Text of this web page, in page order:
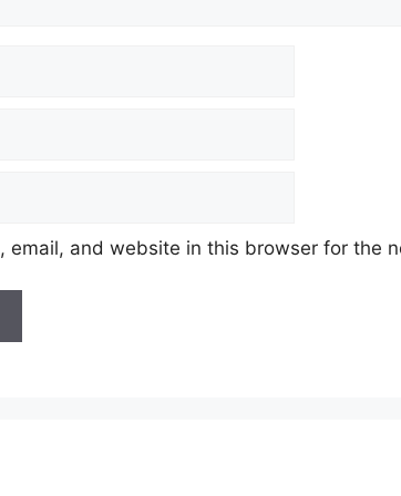
email, and website in this browser for the